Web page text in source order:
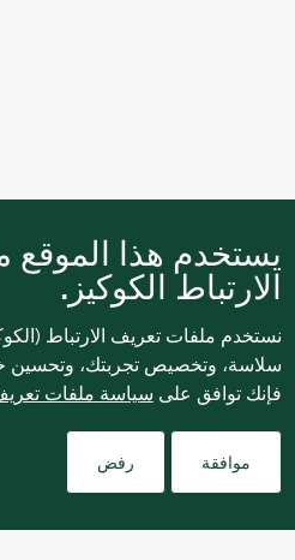
يستخدم هذا الموقع
الارتباط الكوكيز.
نستخدم ملفات تعريف الارتباط
سلاسة، وتخصيص تجربتك، وتحسين
فإنك توافق على سياسة ملفات
موافقة رفض